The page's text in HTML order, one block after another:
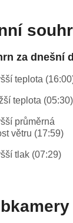
za dnešní
teplota
teplota (05:30)
průměrná
větru (17:59)
tlak (07:29)